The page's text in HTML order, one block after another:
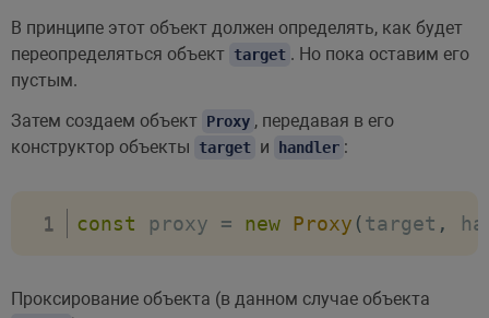
В принципе этот объект должен определять, как будет
переопределяться объект target . Но пока оставим его
пустым.
Затем создаем объект Proxy , передавая в его
конструктор объекты
target и handler :
const proxy = new Proxy (target ,
Проксирование объекта (в данном случае объекта